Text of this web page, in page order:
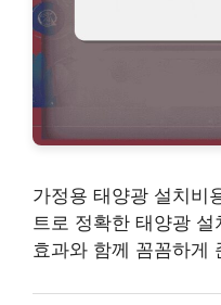
가정용 태양광 설치비
트로 정확한 태양광
효과와 함께 꼼꼼하게